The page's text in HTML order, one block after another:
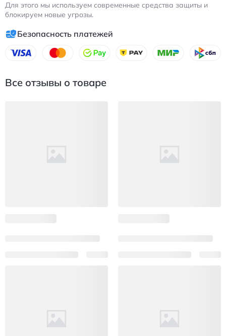
Для этого мы используем современные средства защиты и
блокируем новые угрозы.
Безопасность платежей
Все отзывы о товаре